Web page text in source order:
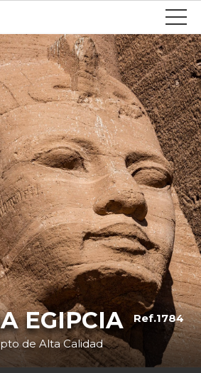
EGIPCIA
Ref.1784
de Alta Calidad